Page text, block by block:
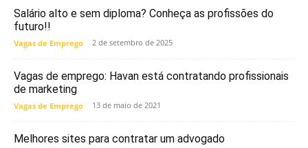
Salário alto e sem diploma? Conheça as profissões do
futuro!!
Vagas de Emprego 2 de setembro de 2025
Vagas de emprego: Havan está contratando profissionais
de marketing
Vagas de Emprego 13 de maio de 2021
Melhores sites para contratar um advogado